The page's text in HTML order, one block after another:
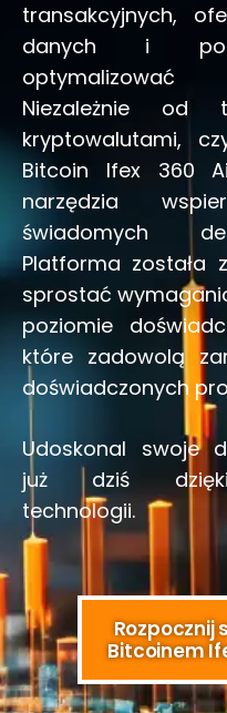
transakcyjnych,
danych i
optymalizować
Niezależnie od
kryptowalutami,
Bitcoin Ifex 360
narzędzia
świadomych
Platforma została
sprostać
poziomie
które zadowolą
doświadczonych
Udoskonal swoje
już dziś dzięki
technologii.
Rozpocznij
Bitcoinem